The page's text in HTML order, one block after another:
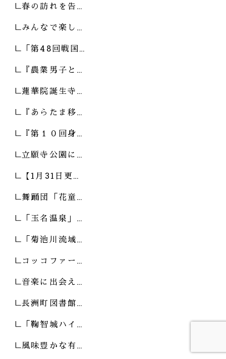
春の訪れを告…
みんなで楽し…
「第48回戦国…
『農業男子と…
蓮華院誕生寺…
『あらたま移…
『第１０回身…
立願寺公園に…
【1月31日更…
舞踊団「花童…
「玉名温泉」…
「菊池川流域…
コッコファー…
音楽に出会え…
長洲町図書館…
「鞠智城ハイ…
風味豊かな有…